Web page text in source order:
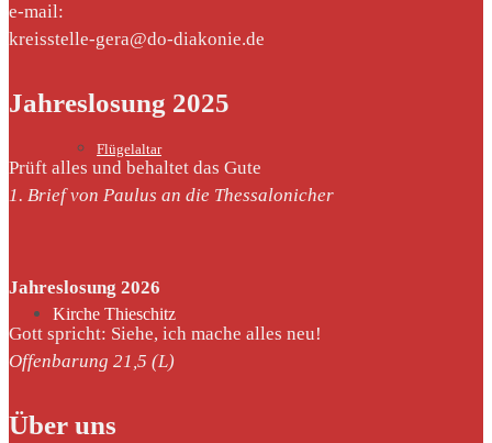
Flügelaltar
Kirche Thieschitz
e-mail:
kreisstelle-gera@do-diakonie.de
Jahreslosung 2025
Prüft alles und behaltet das Gute
1. Brief von Paulus an die Thessalonicher
Jahreslosung 2026
Gott spricht: Siehe, ich mache alles neu!
Offenbarung 21,5 (L)
Über uns